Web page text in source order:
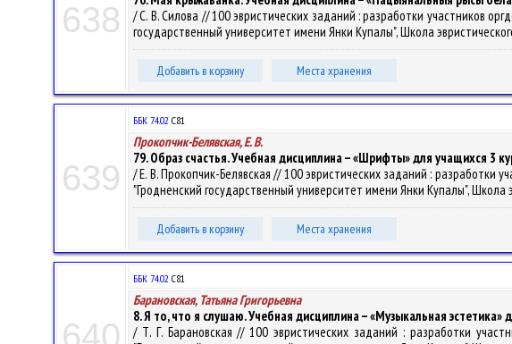
638
/ С. В. Силова // 100 эвристических заданий : разработки участников
государственный университет имени Янки Купалы", Школа
Добавить в корзину Места хранения
639
ББК 74.02 С81
Прокопчик-Белявская, Е. В.
79. Образ счастья. Учебная дисциплина – «Шрифты» для учащихся 3
/ Е. В. Прокопчик-Белявская // 100 эвристических заданий : разработки
"Гродненский государственный университет имени Янки Купалы", Школа
Добавить в корзину Места хранения
640
ББК 74.02 С81
Барановская, Татьяна Григорьевна
8. Я то, что я слушаю. Учебная дисциплина – «Музыкальная эстетика»
/ Т. Г. Барановская // 100 эвристических заданий : разработки